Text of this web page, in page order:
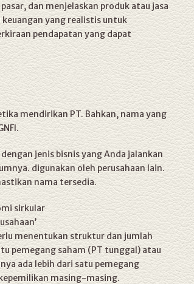
dan menjelaskan produk atau jasa
yang realistis untuk
pendapatan yang dapat
mendirikan PT. Bahkan, nama yang
jenis bisnis yang Anda jalankan
digunakan oleh perusahaan lain.
nama tersedia.
sirkular
menentukan struktur dan jumlah
pemegang saham (PT tunggal) atau
ada lebih dari satu pemegang
masing-masing.